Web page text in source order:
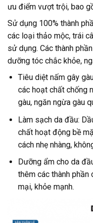
ưu điểm vượt trội, bao
Sử dụng 100% thành
các loại thảo mộc, trái
sử dụng. Các thành
dưỡng tóc chắc khỏe,
Tiêu diệt nấm gây
các hoạt chất chống
gàu, ngăn ngừa gàu
Làm sạch da đầu:
chất hoạt động bề
cách nhẹ nhàng,
Dưỡng ẩm cho da
thêm các thành phần
mại, khỏe mạnh.